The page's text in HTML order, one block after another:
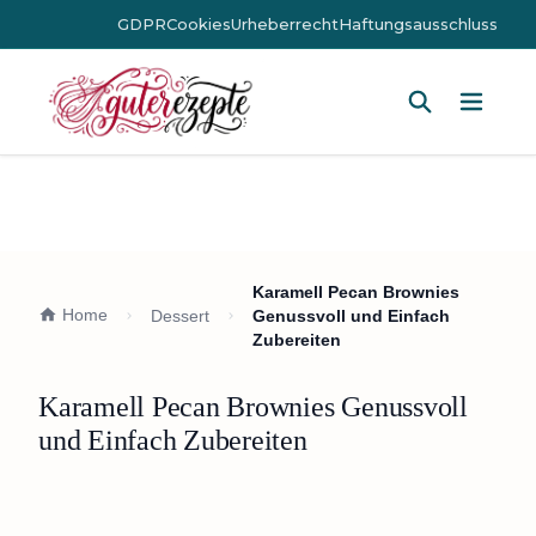
GDPRCookiesUrheberrechtHaftungsausschluss
Home Dessert
Karamell Pecan Brownies
Genussvoll und Einfach
Zubereiten
Karamell Pecan Brownies Genussvoll
und Einfach Zubereiten